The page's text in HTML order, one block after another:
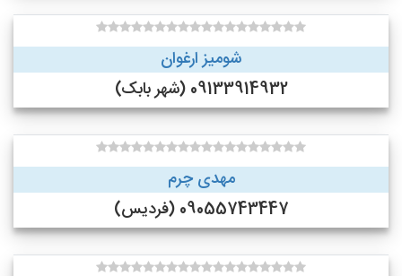
شومیز ارغوان
09133914932 (شهر بابک)
مهدی چرم
09055743447 (فردیس)